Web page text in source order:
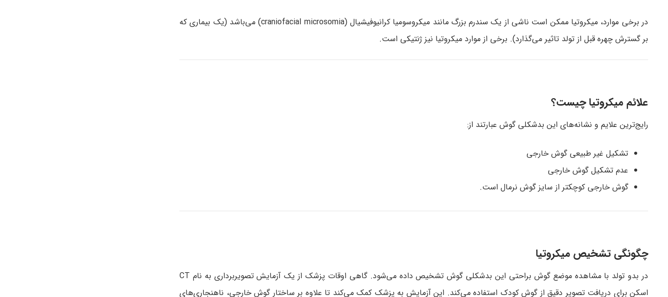
در برخی موارد، میکروتیا ممکن است ناشی از یک سندرم بزرگ مانند میکروسومیا کرانیوفیشیال (craniofacial microsomia) می‌باشد (یک بیماری که
بر گسترش چهره قبل از تولد تاثیر می‌گذارد). برخی از موارد میکروتیا نیز ژنتیکی است.
علائم میکروتیا چیست؟
رایج‌ترین علایم و نشانه‌های این بدشکلی گوش عبارتند از:
تشکیل غیر طبیعی گوش خارجی
عدم تشکیل گوش خارجی
گوش خارجی کوچکتر از سایز گوش نرمال است.
چگونگی تشخیص میکروتیا
در بدو تولد با مشاهده موضع گوش براحتی این بدشکلی گوش تشخیص داده می‌شود. گاهی اوقات پزشک از یک آزمایش تصویربرداری به نام CT
اسکن برای دریافت تصویر دقیق از گوش کودک استفاده می‌کند. این آزمایش به پزشک کمک می‌کند تا علاوه بر ساختار گوش خارجی، ناهنجاری‌های